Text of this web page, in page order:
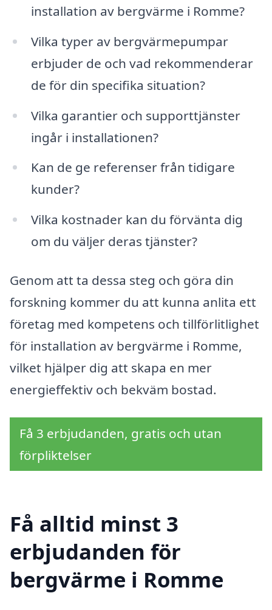
installation av bergvärme i Romme?
Vilka typer av bergvärmepumpar
erbjuder de och vad rekommenderar
de för din specifika situation?
Vilka garantier och supporttjänster
ingår i installationen?
Kan de ge referenser från tidigare
kunder?
Vilka kostnader kan du förvänta dig
om du väljer deras tjänster?
Genom att ta dessa steg och göra din
forskning kommer du att kunna anlita ett
företag med kompetens och tillförlitlighet
för installation av bergvärme i Romme,
vilket hjälper dig att skapa en mer
energieffektiv och bekväm bostad.
Få 3 erbjudanden, gratis och utan
förpliktelser
Få alltid minst 3
erbjudanden för
bergvärme i Romme